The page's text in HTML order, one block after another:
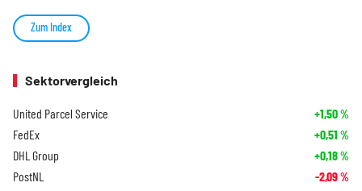
Zum Index
Sektorvergleich
United Parcel Service +1,50%
FedEx +0,51 %
DHL Group +0,18%
PostNL -2,09%